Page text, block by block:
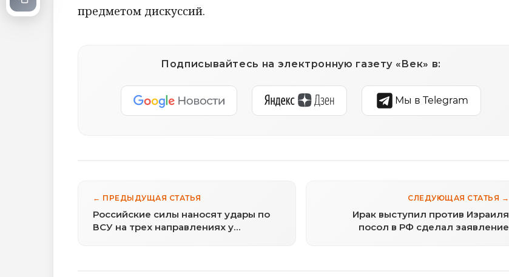
предметом дискуссий.
Подписывайтесь на электронную газету «Век» в:
Мы в Telegram
← ПРЕДЫДУЩАЯ СТАТЬЯ
Российские силы наносят удары по
ВСУ на трех направлениях у
СЛЕДУЮЩАЯ СТАТЬЯ →
Ирак выступил против Израиля
посол в РФ сделал заявление